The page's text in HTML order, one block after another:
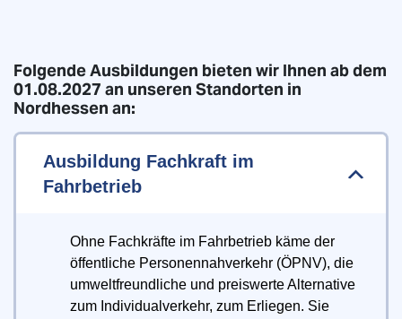
Folgende Ausbildungen bieten wir Ihnen ab dem
01.08.2027 an unseren Standorten in
Nordhessen an:
Ausbildung Fachkraft im
Fahrbetrieb
Ohne Fachkräfte im Fahrbetrieb käme der
öffentliche Personennahverkehr (ÖPNV), die
umweltfreundliche und preiswerte Alternative
zum Individualverkehr, zum Erliegen. Sie